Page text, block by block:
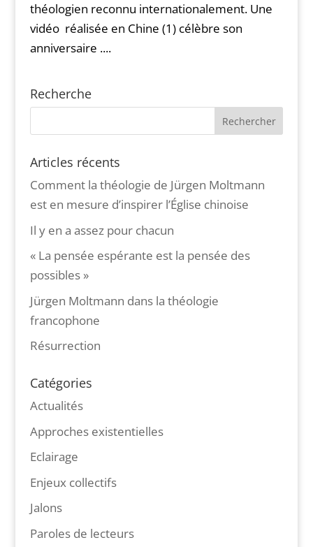
théologien reconnu internationalement. Une
vidéo réalisée en Chine (1) célèbre son
anniversaire ....
Recherche
Articles récents
Comment la théologie de Jürgen Moltmann
est en mesure d’inspirer l’Église chinoise
Il y en a assez pour chacun
« La pensée espérante est la pensée des
possibles »
Jürgen Moltmann dans la théologie
francophone
Résurrection
Catégories
Actualités
Approches existentielles
Eclairage
Enjeux collectifs
Jalons
Paroles de lecteurs